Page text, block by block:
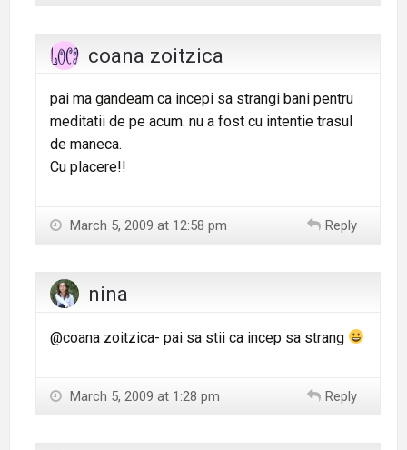
coana zoitzica
pai ma gandeam ca incepi sa strangi bani pentru
meditatii de pe acum. nu a fost cu intentie trasul
de maneca.
Cu placere!!
March 5, 2009 at 12:58 pm Reply
nina
@coana zoitzica- pai sa stii ca incep sa strang
March 5, 2009 at 1:28 pm Reply